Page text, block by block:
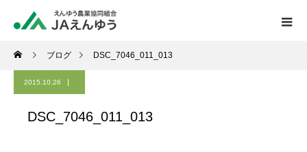
ブログ DSC_7046_011_013
2015.10.26
DSC_7046_011_013